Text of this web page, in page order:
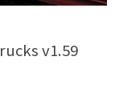
v1.59